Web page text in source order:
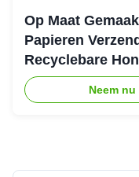
Op Maat
Papieren
Recyclebare
Structuur voor
Verpakking
Neem